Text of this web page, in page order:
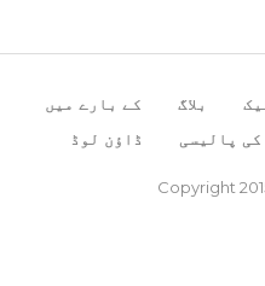
بلاگ
کے بارے میں
پالیسی ڈاؤن لوڈ
Copyright